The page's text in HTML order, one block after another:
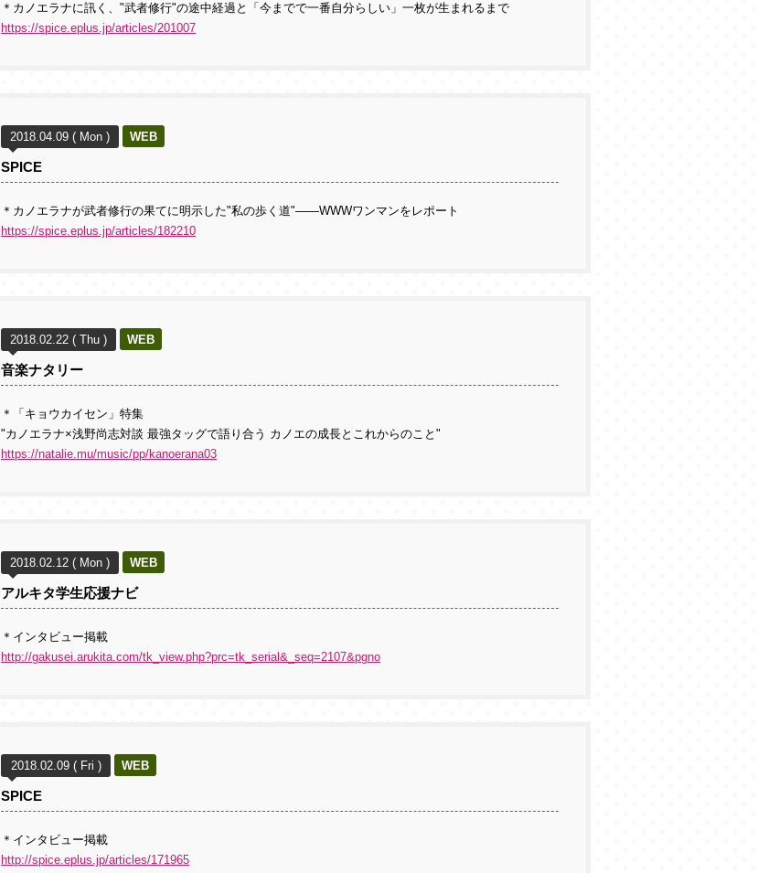
＊カノエラナに訊く、"武者修行"の途中経過と「今までで一番自分らしい」一枚が生まれるまで
https://spice.eplus.jp/articles/201007
2018.04.09 ( Mon ) WEB
SPICE
＊カノエラナが武者修行の果てに明示した"私の歩く道"――WWWワンマンをレポート
https://spice.eplus.jp/articles/182210
2018.02.22 ( Thu ) WEB
音楽ナタリー
＊「キョウカイセン」特集
"カノエラナ×浅野尚志対談 最強タッグで語り合う カノエの成長とこれからのこと"
https://natalie.mu/music/pp/kanoerana03
2018.02.12 ( Mon ) WEB
アルキタ学生応援ナビ
＊インタビュー掲載
http://gakusei.arukita.com/tk_view.php?prc=tk_serial&_seq=2107&pgno
2018.02.09 ( Fri ) WEB
SPICE
＊インタビュー掲載
http://spice.eplus.jp/articles/171965